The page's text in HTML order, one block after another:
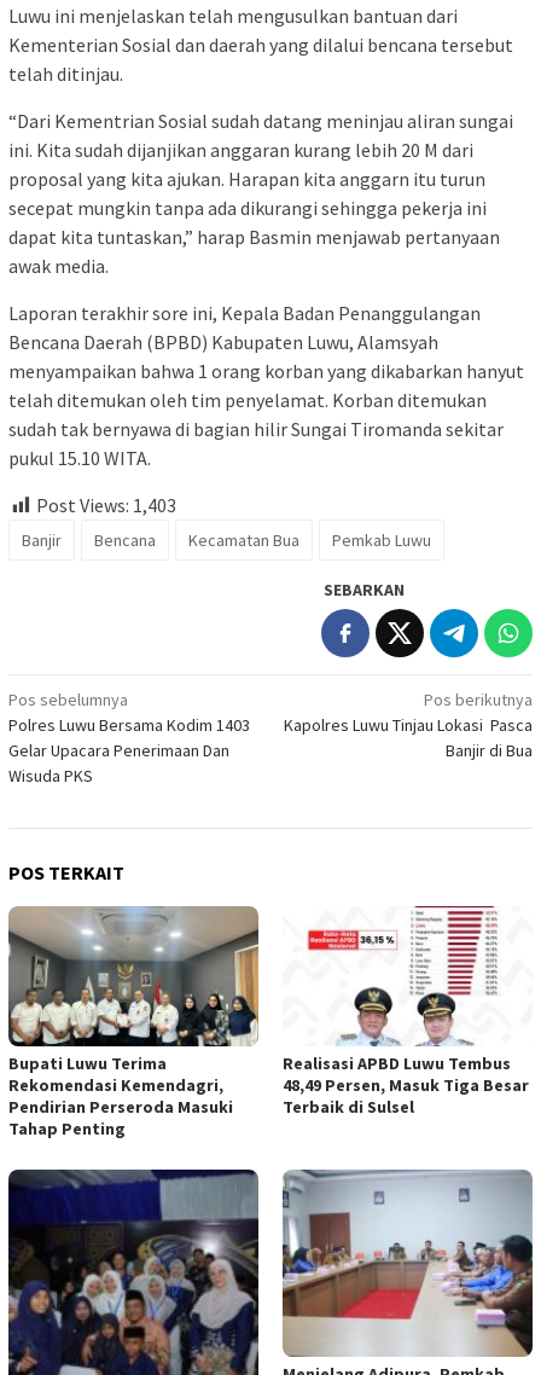
Luwu ini menjelaskan telah mengusulkan bantuan dari
Kementerian Sosial dan daerah yang dilalui bencana tersebut
telah ditinjau.
“Dari Kementrian Sosial sudah datang meninjau aliran sungai
ini. Kita sudah dijanjikan anggaran kurang lebih 20 M dari
proposal yang kita ajukan. Harapan kita anggarn itu turun
secepat mungkin tanpa ada dikurangi sehingga pekerja ini
dapat kita tuntaskan,” harap Basmin menjawab pertanyaan
awak media.
Laporan terakhir sore ini, Kepala Badan Penanggulangan
Bencana Daerah (BPBD) Kabupaten Luwu, Alamsyah
menyampaikan bahwa 1 orang korban yang dikabarkan hanyut
telah ditemukan oleh tim penyelamat. Korban ditemukan
sudah tak bernyawa di bagian hilir Sungai Tiromanda sekitar
pukul 15.10 WITA.
Post Views: 1,403
Banjir Bencana Kecamatan Bua Pemkab Luwu
SEBARKAN
Navigasi
pos
Pos sebelumnya
Polres Luwu Bersama Kodim 1403
Gelar Upacara Penerimaan Dan
Wisuda PKS
Pos berikutnya
Kapolres Luwu Tinjau Lokasi Pasca
Banjir di Bua
POS TERKAIT
Bupati Luwu Terima
Rekomendasi Kemendagri,
Pendirian Perseroda Masuki
Tahap Penting
Realisasi APBD Luwu Tembus
48,49 Persen, Masuk Tiga Besar
Terbaik di Sulsel